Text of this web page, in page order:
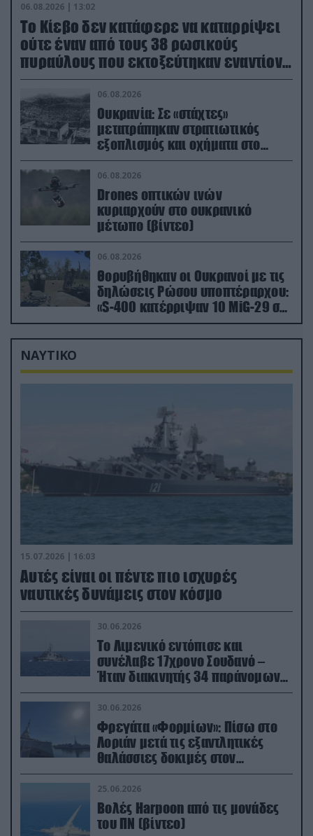
06.08.2026 | 13:02
Το Κίεβο δεν κατάφερε να καταρρίψει
ούτε έναν από τους 38 ρωσικούς
πυραύλους που εκτοξεύτηκαν εναντίον
του
06.08.2026
Ουκρανία: Σε «στάχτες»
μετατράπηκαν στρατιωτικός
εξοπλισμός και οχήματα στο
Κίεβο μετά από ρωσικά
πλήγματα (βίντεο)
06.08.2026
Drones οπτικών ινών
κυριαρχούν στο ουκρανικό
μέτωπο (βίντεο)
06.08.2026
Θορυβήθηκαν οι Ουκρανοί με τις
δηλώσεις Ρώσου υποπτέραρχου:
«S-400 κατέρριψαν 10 MiG-29 σε
μόλις μια μέρα!»
ΝΑΥΤΙΚΟ
15.07.2026 | 16:03
Aυτές είναι οι πέντε πιο ισχυρές
ναυτικές δυνάμεις στον κόσμο
30.06.2026
Το Λιμενικό εντόπισε και
συνέλαβε 17χρονο Σουδανό –
Ήταν διακινητής 34 παράνομων
μεταναστών
30.06.2026
Φρεγάτα «Φορμίων»: Πίσω στο
Λοριάν μετά τις εξαντλητικές
θαλάσσιες δοκιμές στον
απαιτητικό Βισκαϊκό
25.06.2026
Βολές Harpoon από τις μονάδες
του ΠΝ (βίντεο)